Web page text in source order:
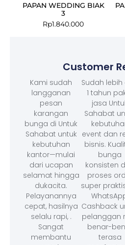
PAPAN WEDDING BIAK
3
Rp1.840.000
Customer
Kami sudah
langganan
pesan
karangan
bunga di Untuk
Sahabat untuk
kebutuhan
kantor—mulai
dari ucapan
selamat hingga
dukacita.
Pelayanannya
cepat, hasilnya
selalu rapi, .
Sangat
membantu
Sudah lebih
1 tahun
jasa
Sahabat
event dan
bisnis.
bunga
konsisten
proses
super
Cashback
pelanggan
benar-
terasa